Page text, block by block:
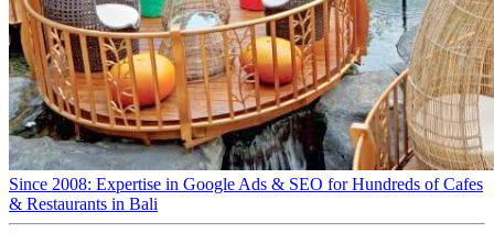
Since 2008: Expertise in Google Ads & SEO for Hundreds of Cafes
& Restaurants in Bali